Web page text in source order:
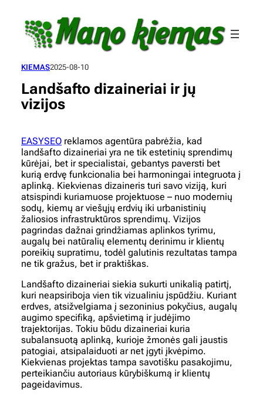
turinio
KIEMAS2025-08-10
Landšafto dizaineriai ir jų
vizijos
EASYSEO reklamos agentūra pabrėžia, kad
landšafto dizaineriai yra ne tik estetinių sprendimų
kūrėjai, bet ir specialistai, gebantys paversti bet
kurią erdvę funkcionalia bei harmoningai integruota į
aplinką. Kiekvienas dizaineris turi savo viziją, kuri
atsispindi kuriamuose projektuose – nuo modernių
sodų, kiemų ar viešųjų erdvių iki urbanistinių
žaliosios infrastruktūros sprendimų. Vizijos
pagrindas dažnai grindžiamas aplinkos tyrimu,
augalų bei natūralių elementų derinimu ir klientų
poreikių supratimu, todėl galutinis rezultatas tampa
ne tik gražus, bet ir praktiškas.
Landšafto dizaineriai siekia sukurti unikalią patirtį,
kuri neapsiriboja vien tik vizualiniu įspūdžiu. Kuriant
erdves, atsižvelgiama į sezoninius pokyčius, augalų
augimo specifiką, apšvietimą ir judėjimo
trajektorijas. Tokiu būdu dizaineriai kuria
subalansuotą aplinką, kurioje žmonės gali jaustis
patogiai, atsipalaiduoti ar net įgyti įkvėpimo.
Kiekvienas projektas tampa savotišku pasakojimu,
perteikiančiu autoriaus kūrybiškumą ir klientų
pageidavimus.